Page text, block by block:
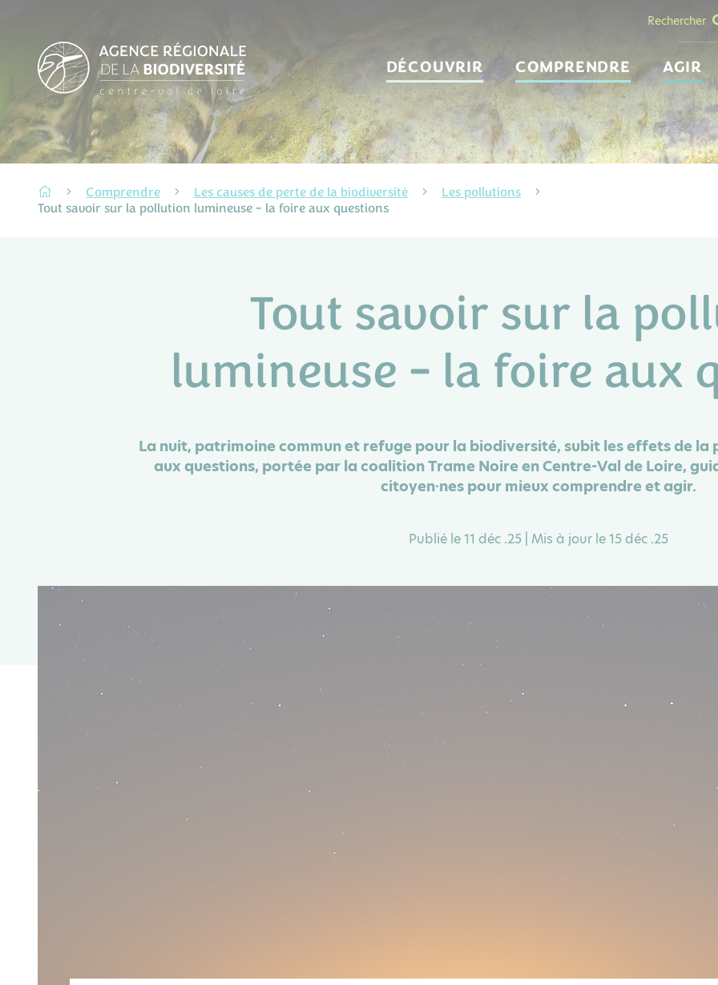
Rechercher
DÉCOUVRIR COMPRENDRE AGIR
Comprendre Les causes de perte de la biodiversité
Les pollutions
Tout savoir sur la pollution lumineuse - la foire aux questions
Tout savoir sur la
lumineuse - la foire aux
La nuit, patrimoine commun et refuge pour la biodiversité, subit les effets de la
aux questions, portée par la coalition Trame Noire en Centre-Val de Loire,
citoyen·nes pour mieux comprendre et agir.
Publié le 11 déc .25 | Mis à jour le 15 déc .25